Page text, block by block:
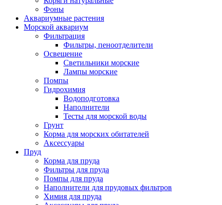
Фоны
Аквариумные растения
Морской аквариум
Фильтрация
Фильтры, пеноотделители
Освещение
Светильники морские
Лампы морские
Помпы
Гидрохимия
Водоподготовка
Наполнители
Тесты для морской воды
Грунт
Корма для морских обитателей
Аксессуары
Пруд
Корма для пруда
Фильтры для пруда
Помпы для пруда
Наполнители для прудовых фильтров
Химия для пруда